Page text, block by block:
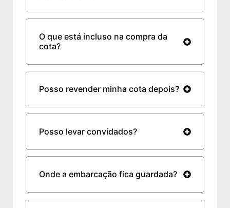
O que está incluso na compra da
cota?
Posso revender minha cota depois?
Posso levar convidados?
Onde a embarcação fica guardada?